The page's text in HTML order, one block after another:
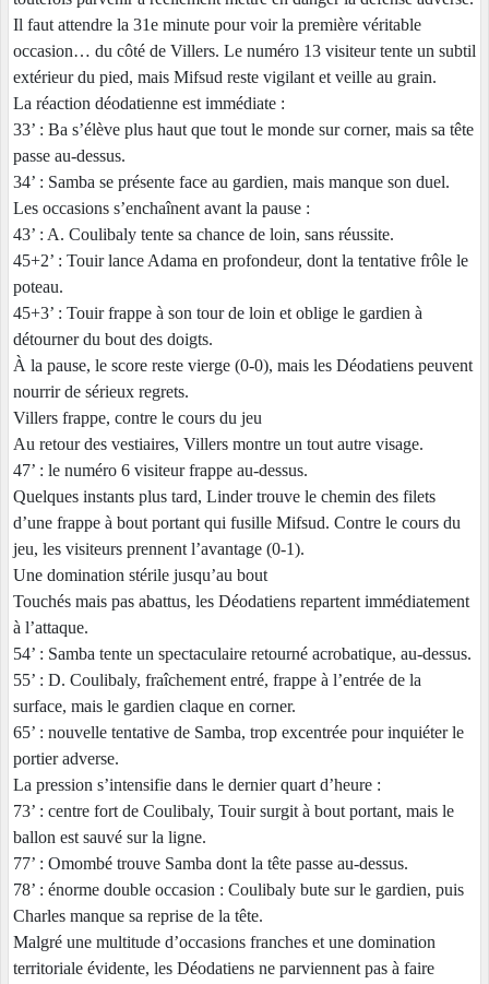
Il faut attendre la 31e minute pour voir la première véritable
occasion… du côté de Villers. Le numéro 13 visiteur tente un subtil
extérieur du pied, mais Mifsud reste vigilant et veille au grain.
La réaction déodatienne est immédiate :
33’ : Ba s’élève plus haut que tout le monde sur corner, mais sa tête
passe au-dessus.
34’ : Samba se présente face au gardien, mais manque son duel.
Les occasions s’enchaînent avant la pause :
43’ : A. Coulibaly tente sa chance de loin, sans réussite.
45+2’ : Touir lance Adama en profondeur, dont la tentative frôle le
poteau.
45+3’ : Touir frappe à son tour de loin et oblige le gardien à
détourner du bout des doigts.
À la pause, le score reste vierge (0-0), mais les Déodatiens peuvent
nourrir de sérieux regrets.
Villers frappe, contre le cours du jeu
Au retour des vestiaires, Villers montre un tout autre visage.
47’ : le numéro 6 visiteur frappe au-dessus.
Quelques instants plus tard, Linder trouve le chemin des filets
d’une frappe à bout portant qui fusille Mifsud. Contre le cours du
jeu, les visiteurs prennent l’avantage (0-1).
Une domination stérile jusqu’au bout
Touchés mais pas abattus, les Déodatiens repartent immédiatement
à l’attaque.
54’ : Samba tente un spectaculaire retourné acrobatique, au-dessus.
55’ : D. Coulibaly, fraîchement entré, frappe à l’entrée de la
surface, mais le gardien claque en corner.
65’ : nouvelle tentative de Samba, trop excentrée pour inquiéter le
portier adverse.
La pression s’intensifie dans le dernier quart d’heure :
73’ : centre fort de Coulibaly, Touir surgit à bout portant, mais le
ballon est sauvé sur la ligne.
77’ : Omombé trouve Samba dont la tête passe au-dessus.
78’ : énorme double occasion : Coulibaly bute sur le gardien, puis
Charles manque sa reprise de la tête.
Malgré une multitude d’occasions franches et une domination
territoriale évidente, les Déodatiens ne parviennent pas à faire